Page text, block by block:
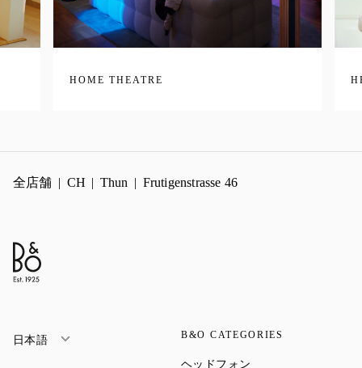
HOME THEATRE
全店舗 CH Thun Frutigenstrasse 46
日本語 B&O CATEGORIES
ヘッドフォン